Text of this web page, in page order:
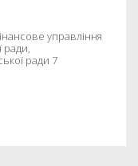
управління
ради,
ради 7